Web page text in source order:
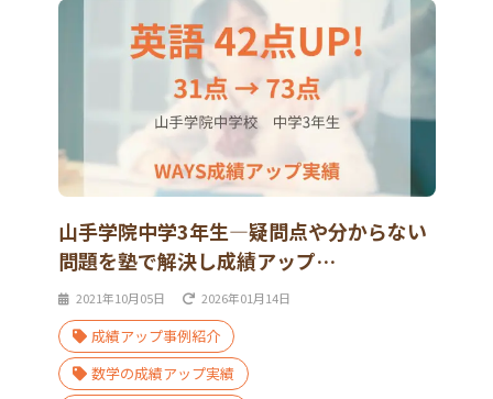
山手学院中学3年生―疑問点や分からない
問題を塾で解決し成績アップ…
2021年10月05日 2026年01月14日
成績アップ事例紹介
数学の成績アップ実績